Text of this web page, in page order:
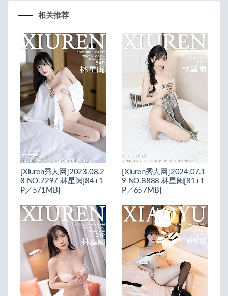
相关推荐
[Xiuren秀人网]2023.08.2
8 NO.7297 林星阑[84+1
P／571MB]
[Xiuren秀人网]2024.07.1
9 NO.8888 林星阑[81+1
P／657MB]